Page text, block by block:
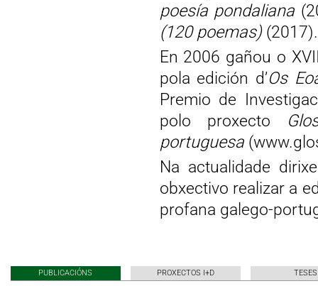
poesía pondaliana
(120 poemas)(2017).
En 2006 gañou o
pola edición d’Os
Premio de
polo proxecto
portuguesa
Na actualidade
obxectivo realizar a
profana galego-
PUBLICACIÓNS PROXECTOS I+D TESES